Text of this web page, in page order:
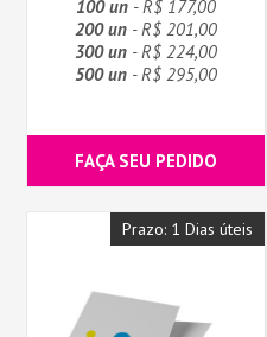
100 un - R$ 177,00
200 un - R$ 201,00
300 un - R$ 224,00
500 un - R$ 295,00
FAÇA SEU PEDIDO
Prazo: 1 Dias úteis